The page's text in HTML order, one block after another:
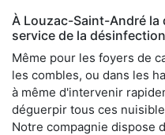
À Louzac-Saint-André
service de la
Même pour les foyers de
les combles, ou dans les
à même d'intervenir
déguerpir tous ces
Notre compagnie dispose